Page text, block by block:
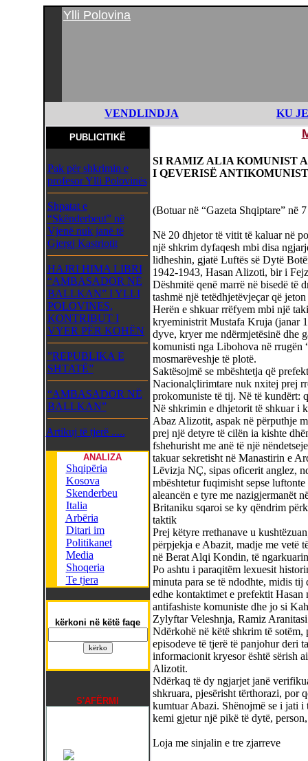
Ylli Polovina
VENDLINDJA KU
PUBLICITIKË
Pak për shkrimin e
profesor Ylli Polovinës
Shpatat e
“Skënderbeut” në
Vjenë nuk janë të
Gjergj Kastriotit
HAJRI HIMA LIBRI
“AMBASADOR NË
BALLKAN” I YLLI
POLOVINES,
KONTRIBUT I
VYER PËR KOHËN
”REPUBLIKA E
SHTATË”
“AMBASADOR NË
BALLKAN”
Artikuj të tjerë .....
ANALIZA
Shqipëria
Kosova
Skenderbeu
Italia
Arbëria
Ditari im
Politikanet
Media
Shoqeria
Te tjera
kërkoni në këtë faqe
S'AFËRMI
SI RAMIZ ALIA KOMUNIST
I QEVERISË
(Botuar në “Gazeta Shqiptare” në
Në 20 dhjetor të vitit të kaluar në
një shkrim dyfaqesh mbi disa
lidheshin, gjatë Luftës së Dytë
1942-1943, Hasan Alizoti, bir i
Dëshmitë qenë marrë në bisedë të
tashmë një tetëdhjetëvjeçar që
Herën e shkuar rrëfyem mbi një
kryeministrit Mustafa Kruja (janar
dyve, kryer me ndërmjetësinë dhe
komunisti nga Libohova në rrugën
mosmarëveshje të plotë.
Saktësojmë se mbështetja që
Nacionalçlirimtare nuk nxitej prej
prokomuniste të tij. Në të kundërt:
Në shkrimin e dhjetorit të shkuar i
Abaz Alizotit, aspak në përputhje
prej një detyre të cilën ia kishte
fshehurisht me anë të një
takuar sekretisht në Manastirin e
Lëvizja NÇ, sipas oficerit anglez,
mbështetur fuqimisht sepse
aleancën e tyre me nazigjermanët
Britaniku sqaroi se ky qëndrim
taktik
Prej këtyre rrethanave u
përpjekja e Abazit, madje me vetë
në Berat Alqi Kondin, të
Po ashtu i paraqitëm lexuesit
minuta para se të ndodhte, midis
edhe kontaktimet e prefektit Hasan
antifashiste komuniste dhe jo si
Zylyftar Veleshnja, Ramiz
Ndërkohë në këtë shkrim të
episodeve të tjerë të panjohur deri
informacionit kryesor është sërish
Alizotit.
Ndërkaq të dy ngjarjet janë
shkruara, pjesërisht tërthorazi, por
kumtuar Abazi. Shënojmë se i jati
kemi gjetur një pikë të dytë,
Loja me sinjalin e tre zjarreve